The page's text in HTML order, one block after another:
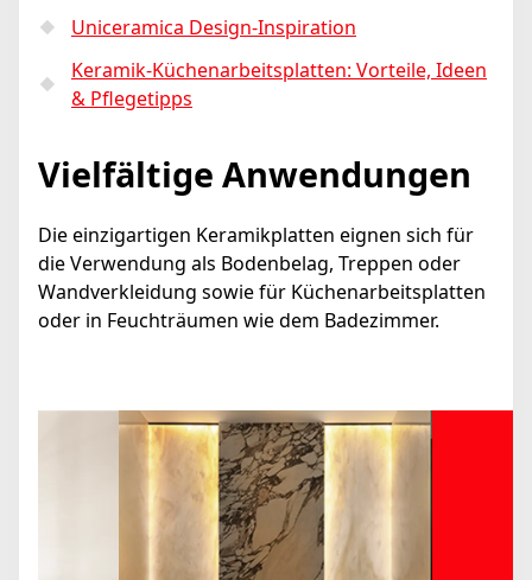
Uniceramica Design-Inspiration
Keramik-Küchenarbeitsplatten: Vorteile, Ideen
& Pflegetipps
Vielfältige Anwendungen
Die einzigartigen Keramikplatten eignen sich für
die Verwendung als Bodenbelag, Treppen oder
Wandverkleidung sowie für Küchenarbeitsplatten
oder in Feuchträumen wie dem Badezimmer.